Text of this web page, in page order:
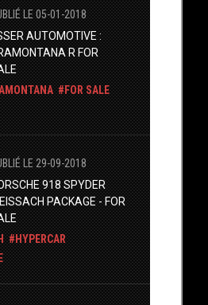
LE 05-01-2018
AUTOMOTIVE :
R FOR
FOR SALE
LE 29-09-2018
918 SPYDER
PACKAGE - FOR
HYPERCAR